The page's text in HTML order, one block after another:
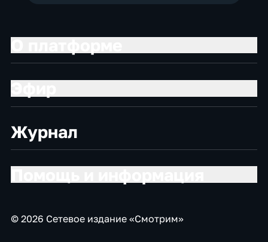
Журнал
© 2026 Сетевое издание «Смотрим»